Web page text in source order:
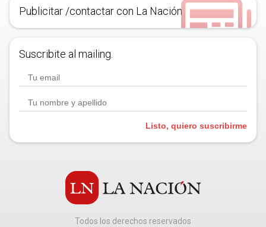
Publicitar /contactar con La Nación
Suscribite al mailing.
Listo, quiero suscribirme
Todos los derechos reservados